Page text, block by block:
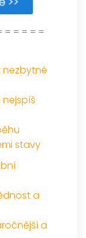
= = = = =
stavy
a
a